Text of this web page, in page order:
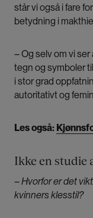
står vi også i fare
betydning i
– Og selv om vi
tegn og symboler
i stor grad
autoritativt og
Les også:
Ikke en studie
–Hvorfor er det
kvinners klesstil?